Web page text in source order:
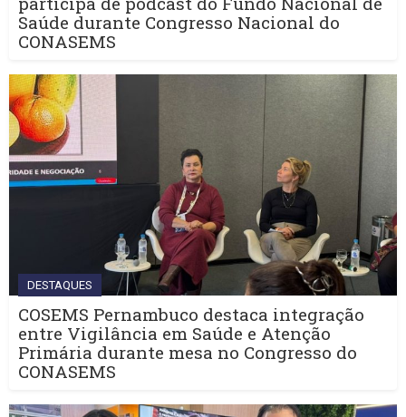
Saúde durante Congresso Nacional do
CONASEMS
DESTAQUES
COSEMS Pernambuco destaca integração
entre Vigilância em Saúde e Atenção
Primária durante mesa no Congresso do
CONASEMS